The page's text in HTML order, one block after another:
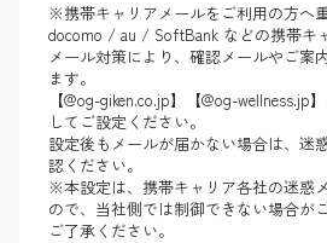
※携帯キャリアメールをご利用の方へ
docomo / au / SoftBank などの携帯キ
メール対策により、確認メールやご案
ます。
【@og-giken.co.jp】【@og-wellness.jp
してご設定ください。
設定後もメールが届かない場合は、迷
認ください。
※本設定は、携帯キャリア各社の迷惑
ので、当社側では制御できない場合が
ご了承ください。